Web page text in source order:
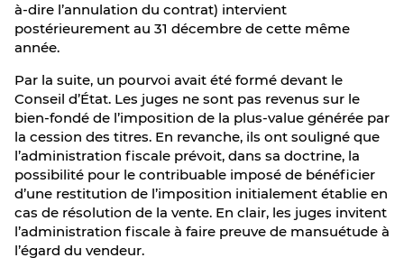
à-dire l’annulation du contrat) intervient
postérieurement au 31 décembre de cette même
année.
Par la suite, un pourvoi avait été formé devant le
Conseil d’État. Les juges ne sont pas revenus sur le
bien-fondé de l’imposition de la plus-value générée par
la cession des titres. En revanche, ils ont souligné que
l’administration fiscale prévoit, dans sa doctrine, la
possibilité pour le contribuable imposé de bénéficier
d’une restitution de l’imposition initialement établie en
cas de résolution de la vente. En clair, les juges invitent
l’administration fiscale à faire preuve de mansuétude à
l’égard du vendeur.